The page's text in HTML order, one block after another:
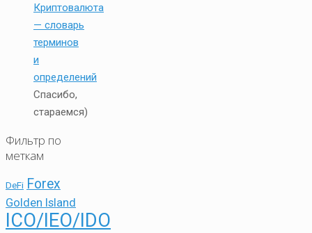
Криптовалюта
— словарь
терминов
и
определений
Спасибо,
стараемся)
Фильтр по
меткам
DeFi Forex
Golden Island
ICO/IEO/IDO